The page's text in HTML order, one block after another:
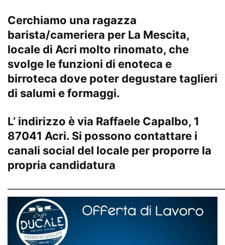
Cerchiamo una ragazza
barista/cameriera per La Mescita,
locale di Acri molto rinomato, che
svolge le funzioni di enoteca e
birroteca dove poter degustare taglieri
di salumi e formaggi.
L’ indirizzo è via Raffaele Capalbo, 1
87041 Acri. Si possono contattare i
canali social del locale per proporre la
propria candidatura